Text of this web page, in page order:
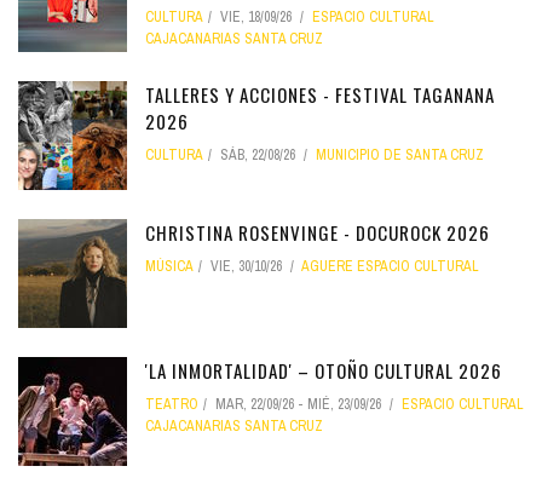
CULTURA VIE, 18/09/26
ESPACIO CULTURAL
CAJACANARIAS SANTA CRUZ
TALLERES Y ACCIONES - FESTIVAL TAGANANA
2026
CULTURA SÁB, 22/08/26 MUNICIPIO DE SANTA CRUZ
CHRISTINA ROSENVINGE - DOCUROCK 2026
MÚSICA VIE, 30/10/26 AGUERE ESPACIO CULTURAL
'LA INMORTALIDAD' – OTOÑO CULTURAL 2026
TEATRO MAR, 22/09/26 - MIÉ, 23/09/26
ESPACIO CULTURAL
CAJACANARIAS SANTA CRUZ